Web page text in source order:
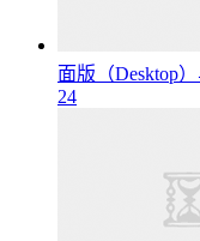
面版（Desktop
24